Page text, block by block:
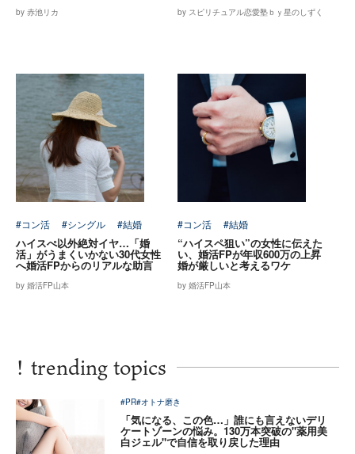
by 赤池リカ by スピリチュアル恋愛塾ｂｙ星のしずく
#コン活 #シングル #結婚
ハイスぺ以外絶対イヤ…「婚
活」がうまくいかない30代女性
へ婚活FPからのリアルな助言
by 婚活FP山本
#コン活 #結婚
“ハイスペ狙い”の女性に伝えた
い、婚活FPが年収600万の上昇
婚が厳しいと考えるワケ
by 婚活FP山本
! trending topics
#PR#オトナ磨き
「気になる、この色…」誰にも言えないデリ
ケートゾーンの悩み。130万本突破の"薬用美
白ジェル"で自信を取り戻した理由